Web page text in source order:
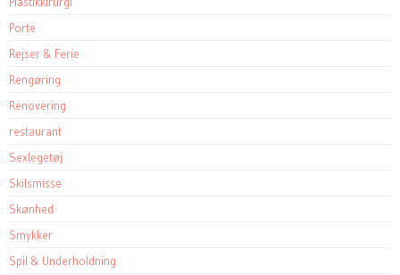
Porte
Rejser & Ferie
Rengøring
Renovering
restaurant
Sexlegetøj
Skilsmisse
Skønhed
Smykker
Spil & Underholdning